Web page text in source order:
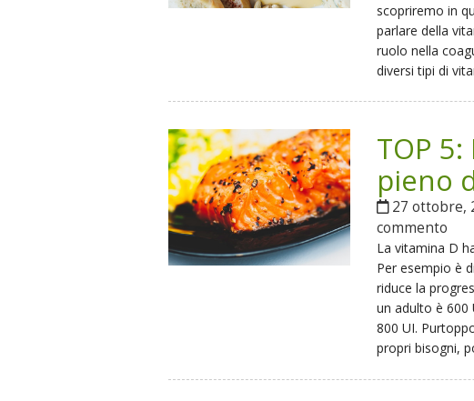
scopriremo in
parlare della
ruolo nella
diversi tipi di
TOP
pieno
27 ottobre,
commento
La vitamina D
Per esempio è
riduce la
un adulto è 600
800 UI.
propri bisogni,